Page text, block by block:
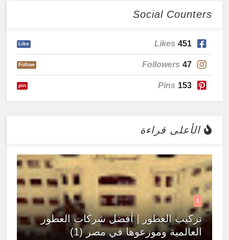
Social Counters
451
Likes
Like
47
Followers
Follow
153
Pins
pin
الأعلى قراءة
1
تركيب العطور | أفضل شركات العطور
العالمية وموزعوها في مصر (1)